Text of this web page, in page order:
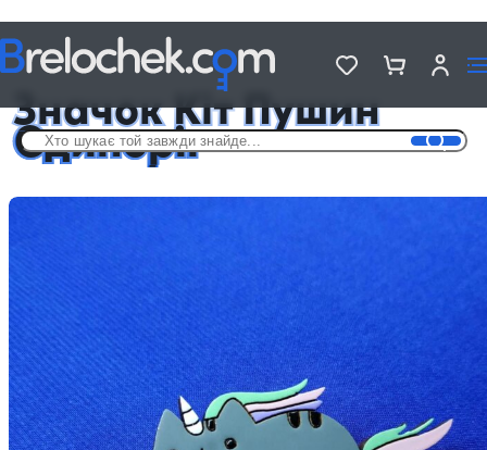
Значок Кіт Пушин Єдиноріг
Значок Кіт Пушин
Єдиноріг